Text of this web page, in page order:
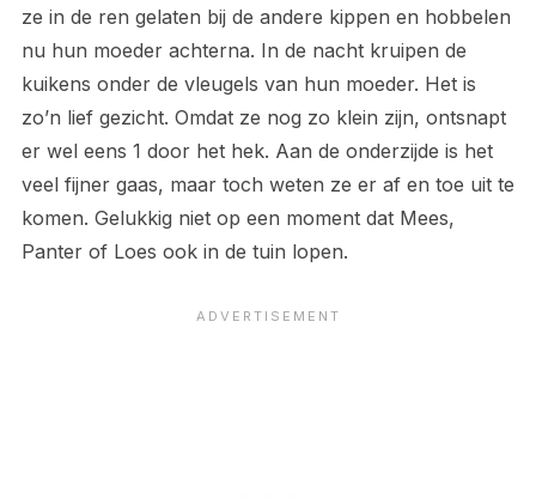
ze in de ren gelaten bij de andere kippen en hobbelen
nu hun moeder achterna. In de nacht kruipen de
kuikens onder de vleugels van hun moeder. Het is
zo’n lief gezicht. Omdat ze nog zo klein zijn, ontsnapt
er wel eens 1 door het hek. Aan de onderzijde is het
veel fijner gaas, maar toch weten ze er af en toe uit te
komen. Gelukkig niet op een moment dat Mees,
Panter of Loes ook in de tuin lopen.